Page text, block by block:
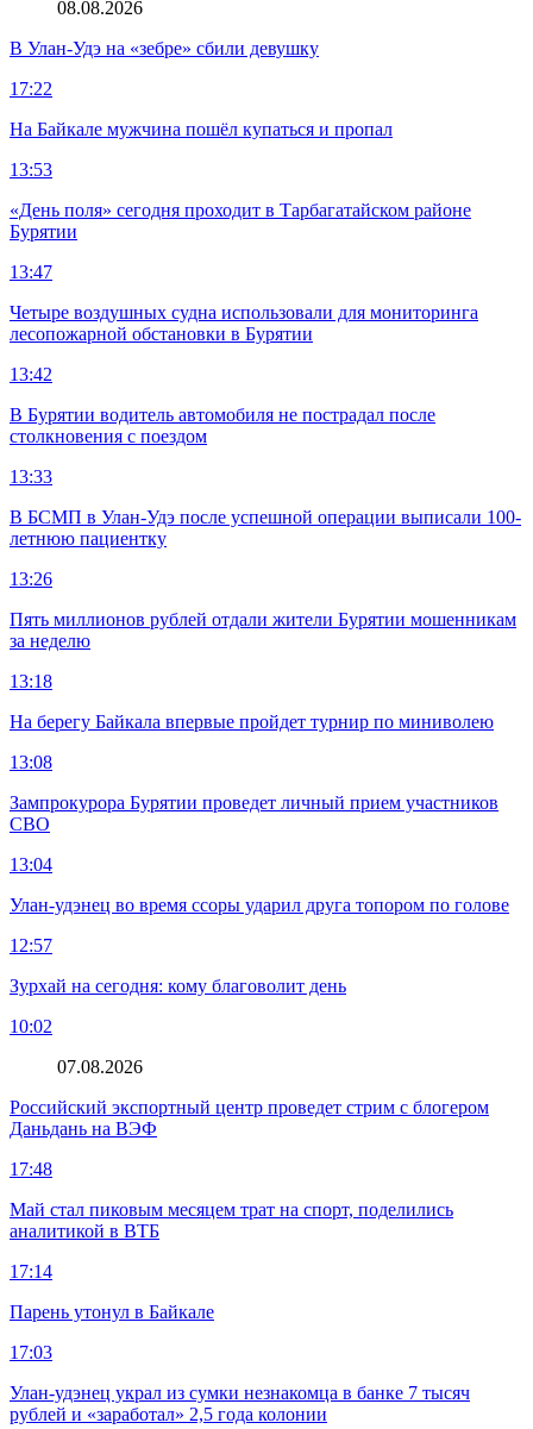
08.08.2026
В Улан-Удэ на «зебре» сбили девушку
17:22
На Байкале мужчина пошёл купаться и пропал
13:53
«День поля» сегодня проходит в Тарбагатайском районе
Бурятии
13:47
Четыре воздушных судна использовали для мониторинга
лесопожарной обстановки в Бурятии
13:42
В Бурятии водитель автомобиля не пострадал после
столкновения с поездом
13:33
В БСМП в Улан-Удэ после успешной операции выписали 100-
летнюю пациентку
13:26
Пять миллионов рублей отдали жители Бурятии мошенникам
за неделю
13:18
На берегу Байкала впервые пройдет турнир по миниволею
13:08
Зампрокурора Бурятии проведет личный прием участников
СВО
13:04
Улан-удэнец во время ссоры ударил друга топором по голове
12:57
Зурхай на сегодня: кому благоволит день
10:02
07.08.2026
Российский экспортный центр проведет стрим с блогером
Даньдань на ВЭФ
17:48
Май стал пиковым месяцем трат на спорт, поделились
аналитикой в ВТБ
17:14
Парень утонул в Байкале
17:03
Улан-удэнец украл из сумки незнакомца в банке 7 тысяч
рублей и «заработал» 2,5 года колонии